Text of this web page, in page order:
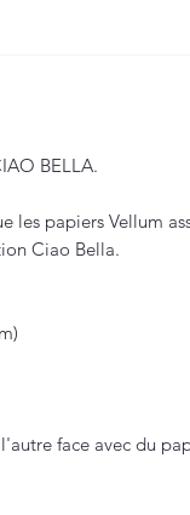
BELLA.
les papiers Vellum
Ciao Bella.
face avec du